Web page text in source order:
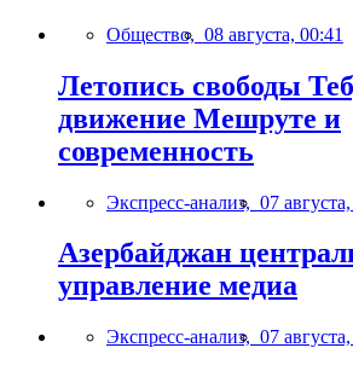
Общество, 08 августа, 00:41
Летопись свободы
движение Мешруте и
современность
Экспресс-анализ, 07
Азербайджан
управление медиа
Экспресс-анализ, 07